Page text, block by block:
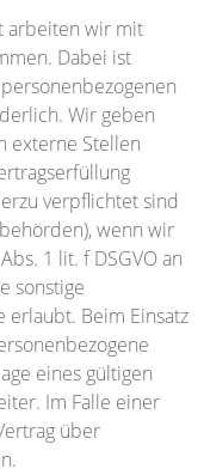
arbeiten wir mit
Dabei ist
Wir geben
externe Stellen
verpflichtet sind
wenn wir
1 lit. f DSGVO an
sonstige
erlaubt. Beim Einsatz
eines gültigen
Im Falle einer
über